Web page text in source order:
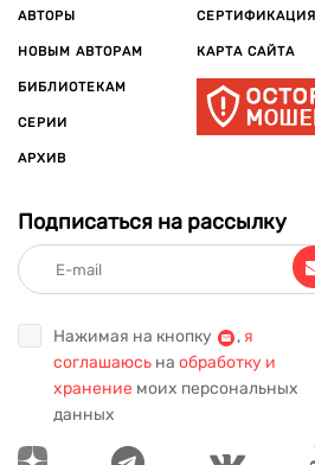
АВТОРЫ
НОВЫМ АВТОРАМ
БИБЛИОТЕКАМ
СЕРИИ
АРХИВ
СЕРТИФИКАЦИЯ
КАРТА САЙТА
Подписаться на рассылку
Нажимая на кнопку , я
соглашаюсь на обработку и
хранение моих персональных
данных